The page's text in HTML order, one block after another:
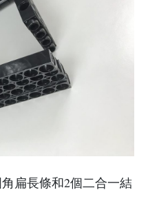
扁長條和2個二合一結